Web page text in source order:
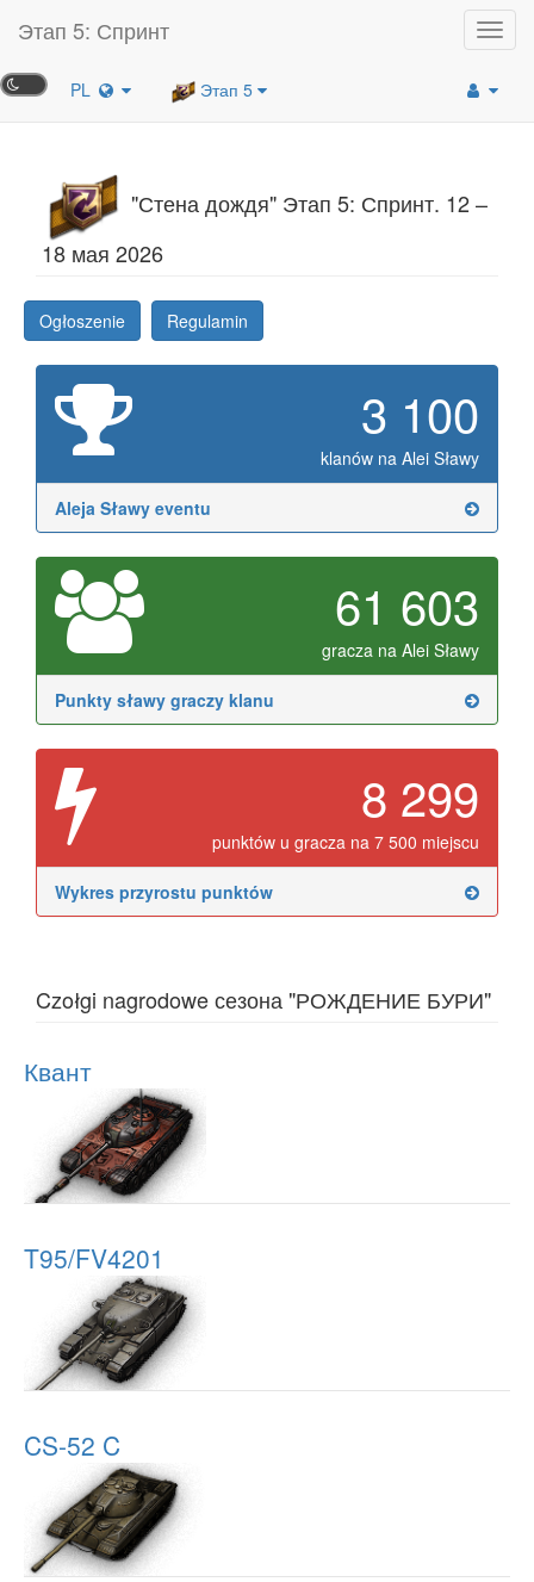
Этап 5: Спринт
PL Этап 5
"Стена дождя" Этап 5: Спринт. 12 –
18 мая 2026
Ogłoszenie Regulamin
3 100
klanów na Alei Sławy
Aleja Sławy eventu
61 603
gracza na Alei Sławy
Punkty sławy graczy klanu
8 299
punktów u gracza na 7 500 miejscu
Wykres przyrostu punktów
Czołgi nagrodowe сезона "РОЖДЕНИЕ БУРИ"
Квант
T95/FV4201
CS-52 C